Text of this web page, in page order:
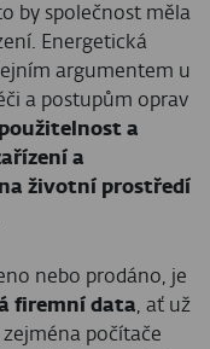
by společnost měla
Energetická
argumentem u
a postupům oprav
a
a
životní prostředí
nebo prodáno, je
firemní data, ať už
počítače